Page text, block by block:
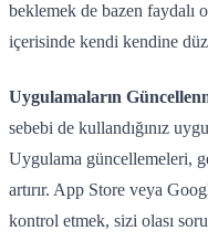
beklemek de bazen
içerisinde kendi kendine
Uygulamaların
sebebi de kullandığınız
Uygulama güncellemeleri,
artırır. App Store veya
kontrol etmek, sizi olası